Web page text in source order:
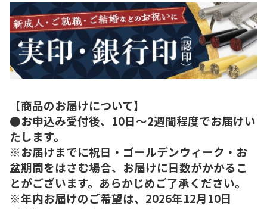
【商品のお届けについて】
●お申込み受付後、10日～2週間程度でお届けい
たします。
※お届けまでに祝日・ゴールデンウィーク・お
盆期間をはさむ場合、お届けに日数がかかるこ
とがございます。あらかじめご了承ください。
※年内お届けのご希望は、2026年12月10日